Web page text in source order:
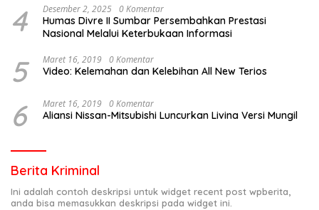
4 Desember 2, 2025 0 Komentar
Humas Divre II Sumbar Persembahkan Prestasi
Nasional Melalui Keterbukaan Informasi
5 Maret 16, 2019 0 Komentar
Video: Kelemahan dan Kelebihan All New Terios
6 Maret 16, 2019 0 Komentar
Aliansi Nissan-Mitsubishi Luncurkan Livina Versi Mungil
Berita Kriminal
Ini adalah contoh deskripsi untuk widget recent post wpberita,
anda bisa memasukkan deskripsi pada widget ini.